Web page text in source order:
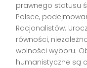
prawnego statusu
Polsce,
Racjonalistów.
równości,
wolności wyboru.
humanistyczne są